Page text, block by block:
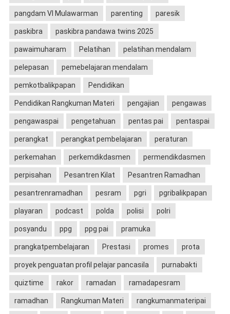
pangdam VI Mulawarman parenting paresik
paskibra paskibra pandawa twins 2025
pawaimuharam Pelatihan pelatihan mendalam
pelepasan pemebelajaran mendalam
pemkotbalikpapan Pendidikan
Pendidikan Rangkuman Materi pengajian pengawas
pengawaspai pengetahuan pentas pai pentaspai
perangkat perangkat pembelajaran peraturan
perkemahan perkemdikdasmen permendikdasmen
perpisahan Pesantren Kilat Pesantren Ramadhan
pesantrenramadhan pesram pgri pgribalikpapan
playaran podcast polda polisi polri
posyandu ppg ppg pai pramuka
prangkatpembelajaran Prestasi promes prota
proyek penguatan profil pelajar pancasila purnabakti
quiztime rakor ramadan ramadapesram
ramadhan Rangkuman Materi rangkumanmateripai